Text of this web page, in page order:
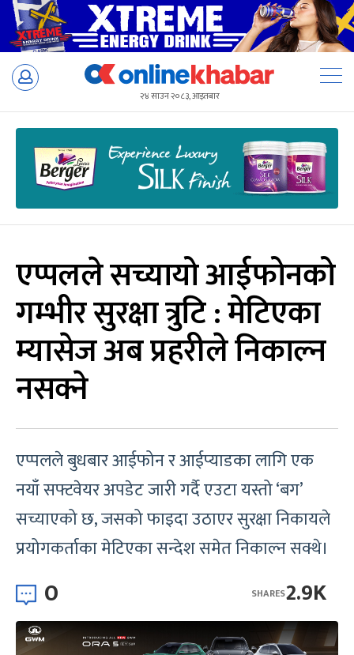
Skip
२४ साउन २०८३, आइतबार
एप्पलले सच्यायो आईफोनको
गम्भीर सुरक्षा त्रुटि : मेटिएका
म्यासेज अब प्रहरीले निकाल्न
नसक्ने
एप्पलले बुधबार आईफोन र आईप्याडका लागि एक
नयाँ सफ्टवेयर अपडेट जारी गर्दै एउटा यस्तो ‘बग’
सच्याएको छ, जसको फाइदा उठाएर सुरक्षा निकायले
प्रयोगकर्ताका मेटिएका सन्देश समेत निकाल्न सक्थे।
0 2.9K
SHARES